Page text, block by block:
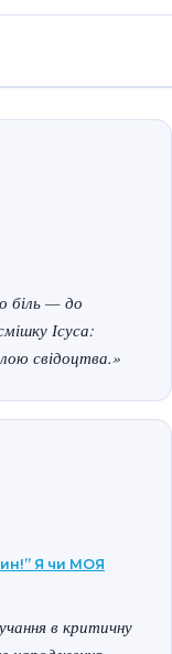
біль — до
Ісуса:
свідоцтва.»
Я чи МОЯ
в критичну